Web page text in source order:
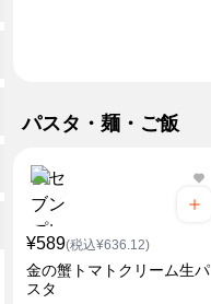
パスタ・麺・ご飯
¥589(税込¥636.12)
金の蟹トマトクリーム生パ
スタ